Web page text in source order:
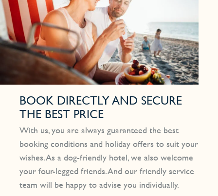
BOOK DIRECTLY AND SECURE
THE BEST PRICE
With us, you are always guaranteed the best
booking conditions and holiday offers to suit your
wishes. As a dog-friendly hotel, we also welcome
your four-legged friends. And our friendly service
team will be happy to advise you individually.